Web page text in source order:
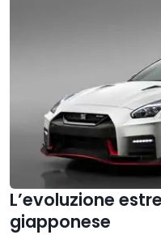
L’evoluzione
giapponese